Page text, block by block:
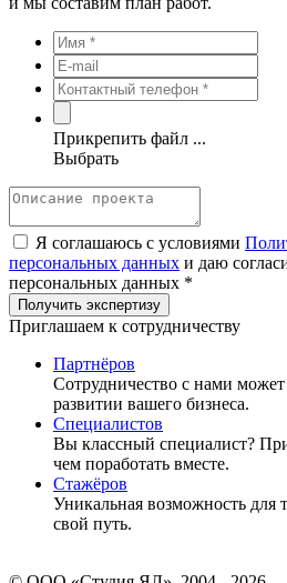
Прикрепить файл ...
Выбрать
Я соглашаюсь с условиями
персональных данных и даю
персональных данных *
Приглашаем к сотрудничеству
Партнёров
Сотрудничество c нами
развитии вашего бизнеса.
Специалистов
Вы классный специалист?
чем поработать вместе.
Стажёров
Уникальная возможность для
свой путь.